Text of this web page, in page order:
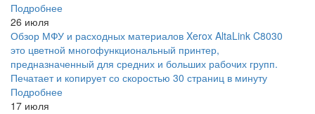
Подробнее
26 июля
Обзор МФУ и расходных материалов Xerox AltaLink C8030
это цветной многофункциональный принтер,
предназначенный для средних и больших рабочих групп.
Печатает и копирует со скоростью 30 страниц в минуту
Подробнее
17 июля